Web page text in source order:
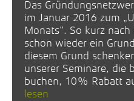
Das
im Januar 2016 zum
Monats“. So kurz nach
schon wieder ein
diesem Grund
unserer Seminare, die
buchen, 10% Rabatt
lesen